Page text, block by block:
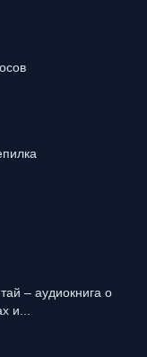
– аудиокнига о
и...